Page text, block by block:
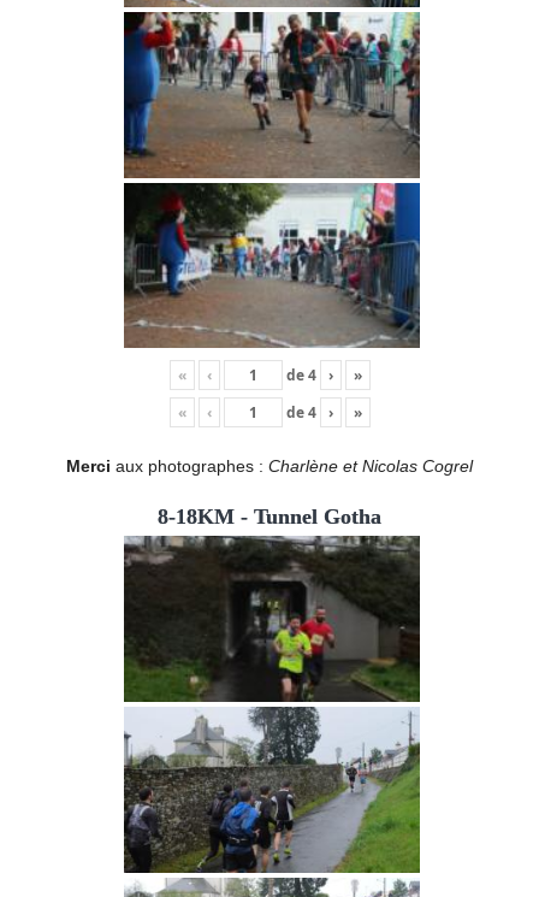
« ‹ de4 ›
»
«
‹ de4 › »
Merci aux photographes : Charlène et Nicolas Cogrel
8-18KM - Tunnel Gotha